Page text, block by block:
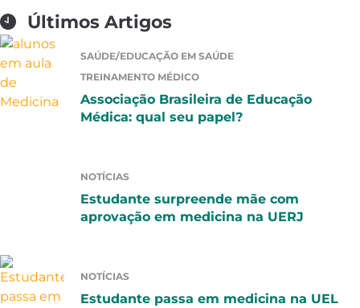
Últimos Artigos
SAÚDE/EDUCAÇÃO EM SAÚDE
TREINAMENTO MÉDICO
Associação Brasileira de Educação
Médica: qual seu papel?
NOTÍCIAS
Estudante surpreende mãe com
aprovação em medicina na UERJ
NOTÍCIAS
Estudante passa em medicina na UEL